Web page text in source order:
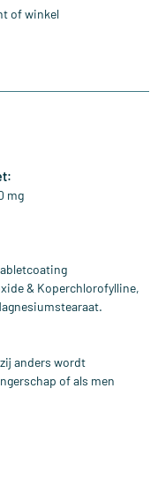
of winkel
& Koperchlorofylline,
anders wordt
of als men